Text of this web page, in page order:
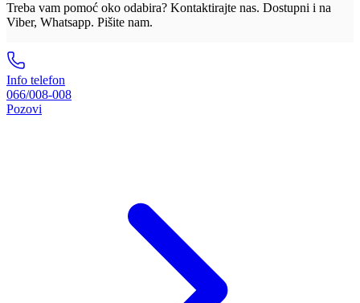
Treba vam pomoć oko odabira? Kontaktirajte nas. Dostupni i na
Viber, Whatsapp. Pišite nam.
Info telefon
066/008-008
Pozovi